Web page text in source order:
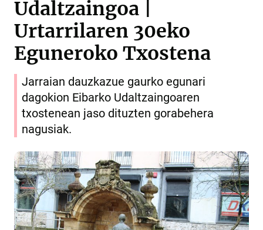
Udaltzaingoa |
Urtarrilaren 30eko
Eguneroko Txostena
Jarraian dauzkazue gaurko egunari
dagokion Eibarko Udaltzaingoaren
txostenean jaso dituzten gorabehera
nagusiak.